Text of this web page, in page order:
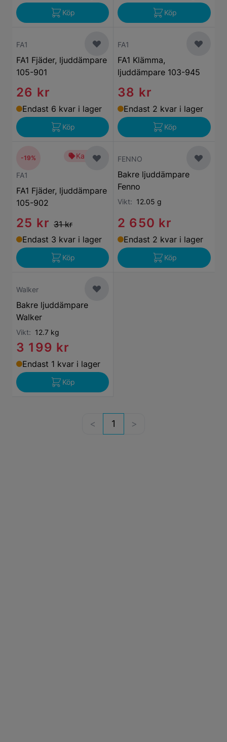
Köp Köp
FA1
FA1 Fjäder, ljuddämpare
105-901
26 kr
Endast 6 kvar i lager
Köp
FA1
FA1 Klämma,
ljuddämpare 103-945
38 kr
Endast 2 kvar i lager
Köp
Kampanj
FA1
FA1 Fjäder, ljuddämpare
105-902
25 kr 31 kr
-19%
Endast 3 kvar i lager
Köp
FENNO
Bakre ljuddämpare
Fenno
Vikt: 12.05 g
2 650 kr
Endast 2 kvar i lager
Köp
Walker
Bakre ljuddämpare
Walker
Vikt: 12.7 kg
3 199 kr
Endast 1 kvar i lager
Köp
1